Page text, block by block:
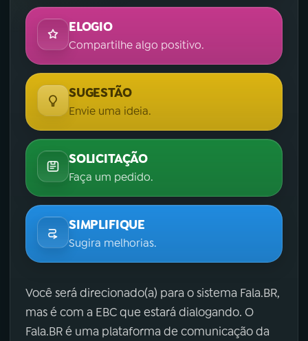
ELOGIO
Compartilhe algo positivo.
SUGESTÃO
Envie uma ideia.
SOLICITAÇÃO
Faça um pedido.
SIMPLIFIQUE
Sugira melhorias.
Você será direcionado(a) para o sistema Fala.BR,
mas é com a EBC que estará dialogando. O
Fala.BR é uma plataforma de comunicação da